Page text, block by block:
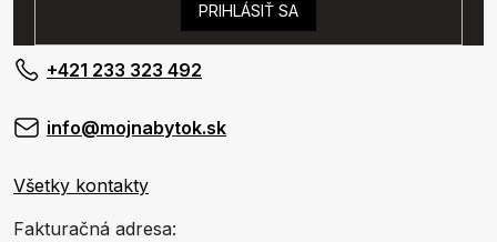
PRIHLÁSIŤ SA
+421 233 323 492
info@mojnabytok.sk
Všetky kontakty
Fakturačná adresa: